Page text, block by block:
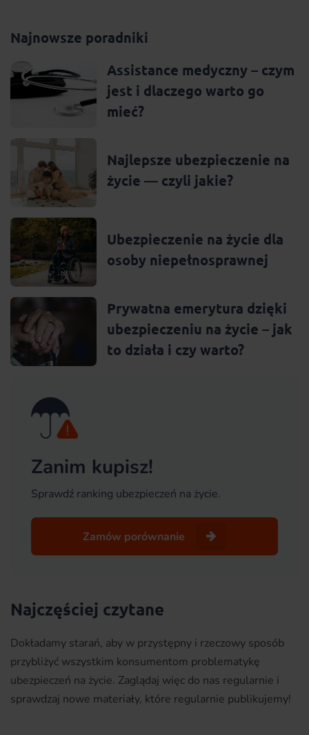
Najnowsze poradniki
Assistance medyczny – czym
jest i dlaczego warto go
mieć?
Najlepsze ubezpieczenie na
życie — czyli jakie?
Ubezpieczenie na życie dla
osoby niepełnosprawnej
Prywatna emerytura dzięki
ubezpieczeniu na życie – jak
to działa i czy warto?
Zanim kupisz!
Sprawdź ranking ubezpieczeń na życie.
Zamów porównanie
Najczęściej czytane
Dokładamy starań, aby w przystępny i rzeczowy sposób
przybliżyć wszystkim konsumentom problematykę
ubezpieczeń na życie. Zaglądaj więc do nas regularnie i
sprawdzaj nowe materiały, które regularnie publikujemy!